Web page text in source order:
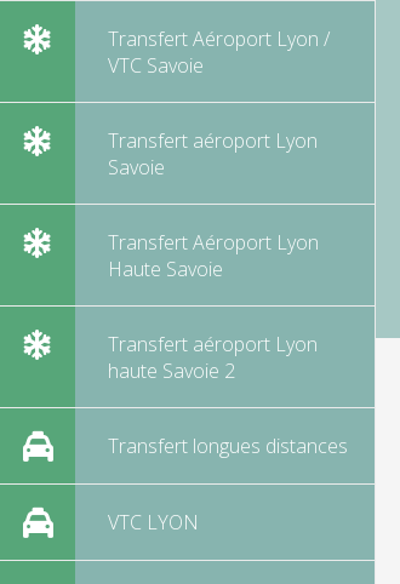
Transfert Aéroport Lyon /
VTC Savoie
Transfert aéroport Lyon
Savoie
Transfert Aéroport Lyon
Haute Savoie
Transfert aéroport Lyon
haute Savoie 2
Transfert longues distances
VTC LYON